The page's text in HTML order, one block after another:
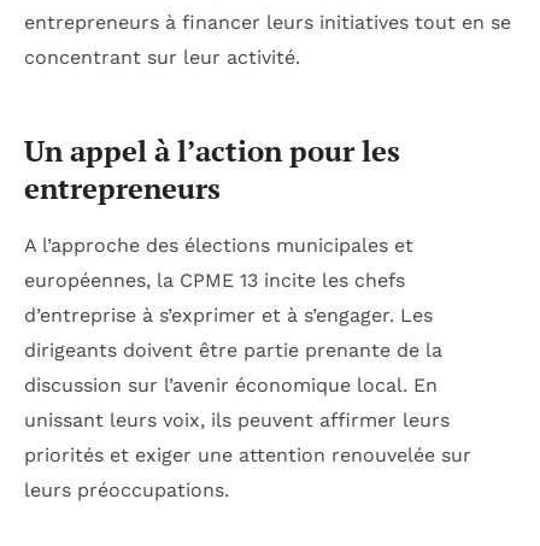
entrepreneurs à financer leurs initiatives tout en se
concentrant sur leur activité.
Un appel à l’action pour les
entrepreneurs
A l’approche des élections municipales et
européennes, la CPME 13 incite les chefs
d’entreprise à s’exprimer et à s’engager. Les
dirigeants doivent être partie prenante de la
discussion sur l’avenir économique local. En
unissant leurs voix, ils peuvent affirmer leurs
priorités et exiger une attention renouvelée sur
leurs préoccupations.